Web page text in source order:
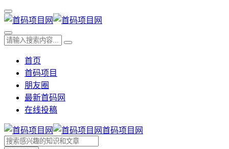
首页
首码项目
朋友圈
最新首码网
在线投稿
首码项目网